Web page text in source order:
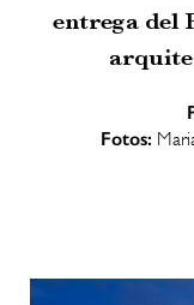
entrega del
Fotos: